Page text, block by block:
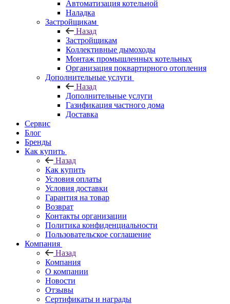
Автоматизация котельной
Наладка
Застройщикам
Назад
Застройщикам
Коллективные дымоходы
Монтаж промышленных котельных
Организация поквартирного отопления
Дополнительные услуги
Назад
Дополнительные услуги
Газификация частного дома
Доставка
Сервис
Блог
Бренды
Как купить
Назад
Как купить
Условия оплаты
Условия доставки
Гарантия на товар
Возврат
Контакты организации
Политика конфиденциальности
Пользовательское соглашение
Компания
Назад
Компания
О компании
Новости
Отзывы
Сертификаты и награды